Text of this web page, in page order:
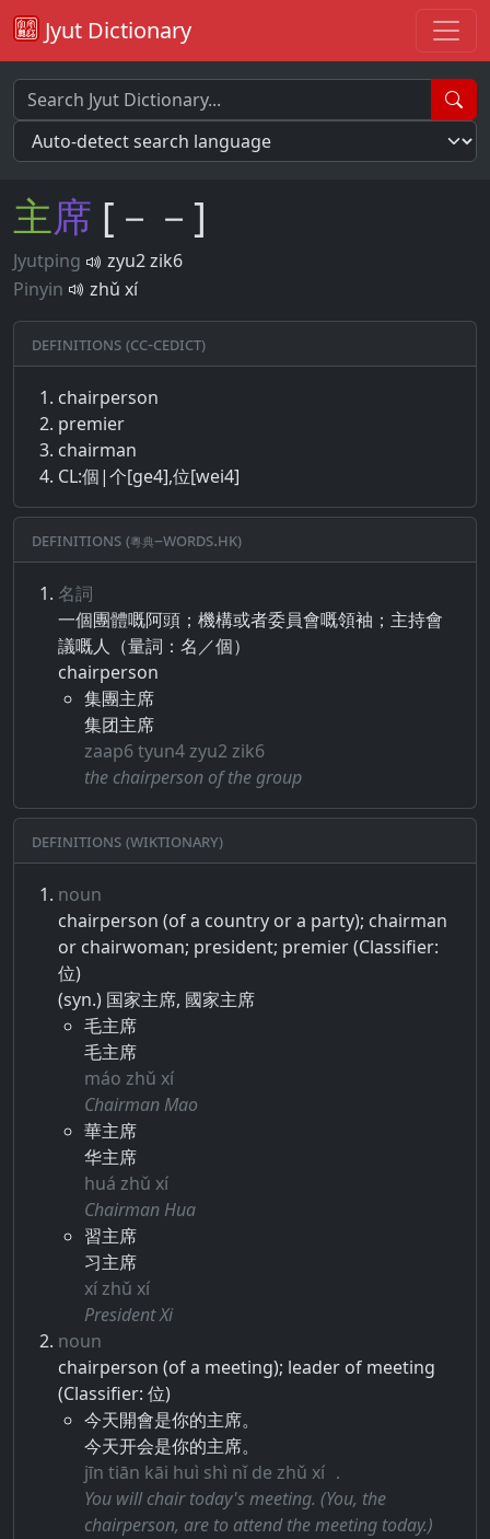
Jyut Dictionary
主席 [－－]
Jyutping
zyu2 zik6
Pinyin
zhǔ xí
Definitions (CC-CEDICT)
chairperson
premier
chairman
CL:個|个[ge4],位[wei4]
Definitions (粵典–words.hk)
名詞
一個團​體​嘅​阿​頭​；​機構​或者​委員​會​嘅​領​袖​；​主持​會​
議​嘅​人​（​量​詞​：​名​／​個​）
chairperson
集團主席
集团主席
zaap6 tyun4 zyu2 zik6
the chairperson of the group
Definitions (Wiktionary)
noun
chairperson (of a country or a party); chairman
or chairwoman; president; premier (Classifier:
位)
(syn.) 国家主席, 國家主席
毛主席
毛主席
máo zhǔ xí
Chairman Mao
華主席
华主席
huá zhǔ xí
Chairman Hua
習主席
习主席
xí zhǔ xí
President Xi
noun
chairperson (of a meeting); leader of meeting
(Classifier: 位)
今天開會是你的主席。
今天开会是你的主席。
jīn tiān kāi huì shì nǐ de zhǔ xí ．
You will chair today's meeting. (You, the
chairperson, are to attend the meeting today.)